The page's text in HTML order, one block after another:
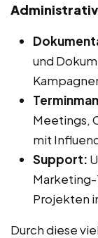
und
Meetings,
mit
Support:
Marketing-
Projekten
Durch diese